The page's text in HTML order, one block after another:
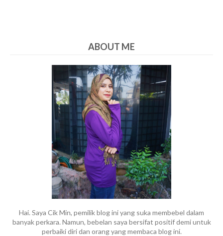
ABOUT ME
Hai. Saya Cik Min, pemilik blog ini yang suka membebel dalam
banyak perkara. Namun, bebelan saya bersifat positif demi untuk
perbaiki diri dan orang yang membaca blog ini.